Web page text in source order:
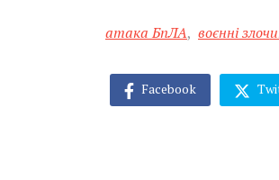
атака БпЛА, воєнні
Facebook